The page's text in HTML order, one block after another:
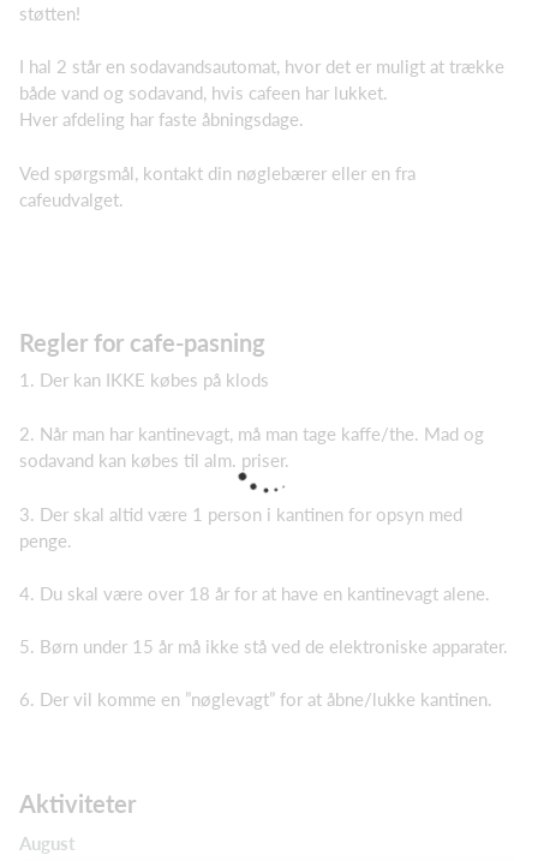
støtten!
I hal 2 står en sodavandsautomat, hvor det er muligt at trække
både vand og sodavand, hvis cafeen har lukket.
Hver afdeling har faste åbningsdage.
Ved spørgsmål, kontakt din nøglebærer eller en fra
cafeudvalget.
Regler for cafe-pasning
1. Der kan IKKE købes på klods
2. Når man har kantinevagt, må man tage kaffe/the. Mad og
sodavand kan købes til alm. priser.
3. Der skal altid være 1 person i kantinen for opsyn med
penge.
4. Du skal være over 18 år for at have en kantinevagt alene.
5. Børn under 15 år må ikke stå ved de elektroniske apparater.
6. Der vil komme en ”nøglevagt” for at åbne/lukke kantinen.
Aktiviteter
August